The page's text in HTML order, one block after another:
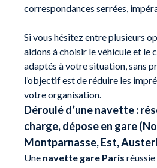
correspondances serrées,
Si vous hésitez entre plusieurs
aidons à choisir le véhicule et le
adaptés à votre situation, sans
l’objectif est de réduire les
votre organisation.
Déroulé d’une navette :
charge, dépose en gare
Montparnasse, Est,
Une navette gare Paris